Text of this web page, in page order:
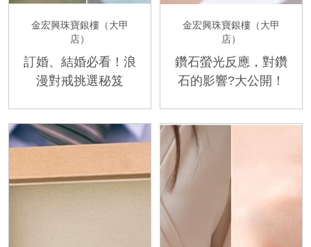
金宏興珠寶銀樓（大甲
店）
訂婚、結婚必看！浪
漫對戒挑選秘笈
金宏興珠寶銀樓（大甲
店）
鑽石螢光反應，對鑽
石的影響?大公開！